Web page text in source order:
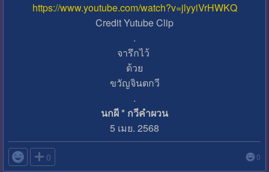
https://www.youtube.com/watch?v=jlyyiVrHWKQ
Credit Yutube Clip
.
จารึกไว้
ด้วย
ขวัญจินตกวี
.
นกผี * กวีคำผวน
5 เมย. 2568
 0 0